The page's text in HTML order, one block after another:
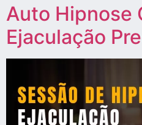
Auto Hipnose
Ejaculação